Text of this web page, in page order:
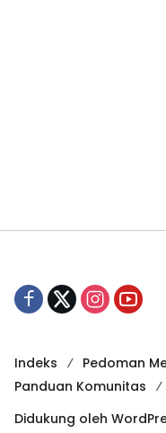
Indeks
Pedoman
Panduan Komunitas
Didukung oleh